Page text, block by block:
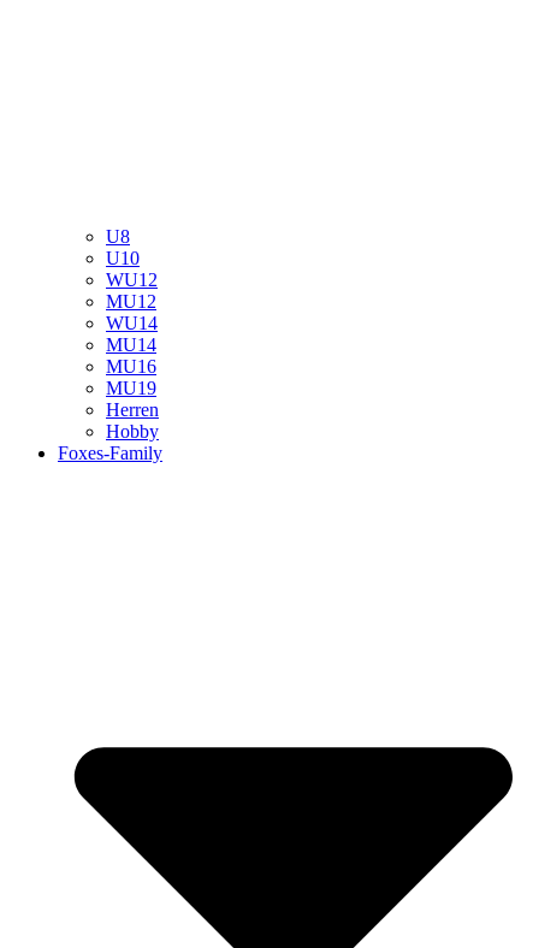
U8
U10
WU12
MU12
WU14
MU14
MU16
MU19
Herren
Hobby
Foxes-Family